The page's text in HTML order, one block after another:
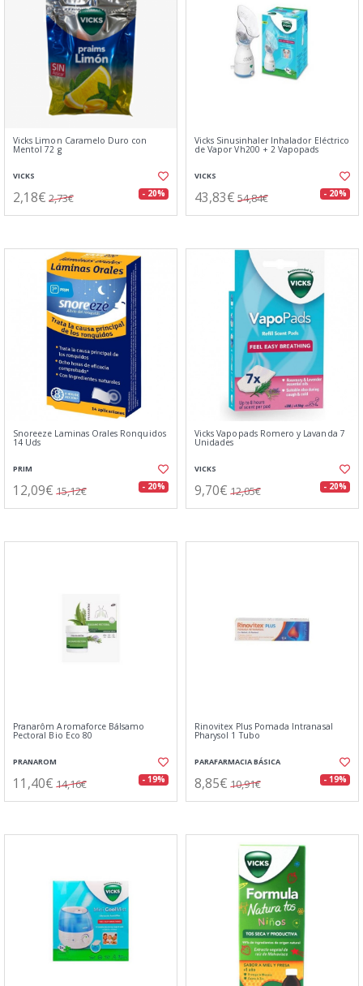
Vicks Limon Caramelo Duro con
Mentol 72 g
VICKS
2,18€ 2,73€ - 20%
Vicks Sinusinhaler Inhalador Eléctrico
de Vapor Vh200 + 2 Vapopads
VICKS
43,83€ 54,84€ - 20%
Snoreeze Laminas Orales Ronquidos
14 Uds
PRIM
12,09€ 15,12€ - 20%
Vicks Vapopads Romero y Lavanda 7
Unidades
VICKS
9,70€ 12,05€ - 20%
Pranarôm Aromaforce Bálsamo
Pectoral Bio Eco 80
PRANAROM
11,40€ 14,16€ - 19%
Rinovitex Plus Pomada Intranasal
Pharysol 1 Tubo
PARAFARMACIA BÁSICA
8,85€ 10,91€ - 19%